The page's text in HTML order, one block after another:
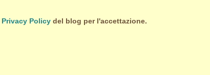
Privacy Policy del blog per l'accettazione.